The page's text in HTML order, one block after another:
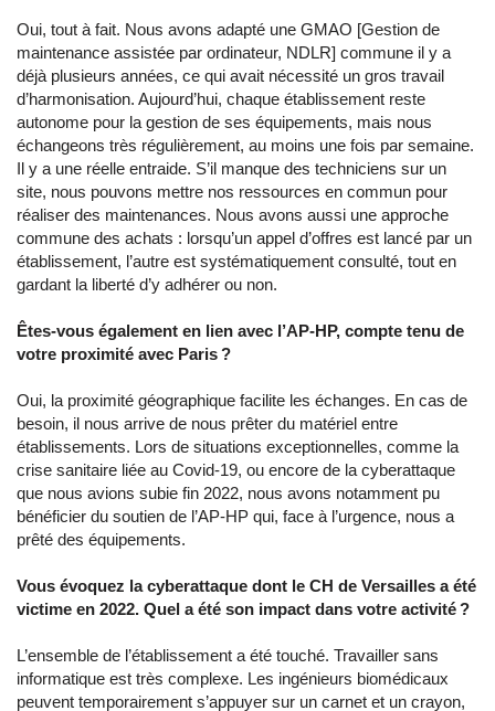
Oui, tout à fait. Nous avons adapté une GMAO [Gestion de
maintenance assistée par ordinateur, NDLR] commune il y a
déjà plusieurs années, ce qui avait nécessité un gros travail
d’harmonisation. Aujourd’hui, chaque établissement reste
autonome pour la gestion de ses équipements, mais nous
échangeons très régulièrement, au moins une fois par semaine.
Il y a une réelle entraide. S’il manque des techniciens sur un
site, nous pouvons mettre nos ressources en commun pour
réaliser des maintenances. Nous avons aussi une approche
commune des achats : lorsqu’un appel d’offres est lancé par un
établissement, l’autre est systématiquement consulté, tout en
gardant la liberté d’y adhérer ou non.
Êtes-vous également en lien avec l’AP-HP, compte tenu de
votre proximité avec Paris ?
Oui, la proximité géographique facilite les échanges. En cas de
besoin, il nous arrive de nous prêter du matériel entre
établissements. Lors de situations exceptionnelles, comme la
crise sanitaire liée au Covid-19, ou encore de la cyberattaque
que nous avions subie fin 2022, nous avons notamment pu
bénéficier du soutien de l’AP-HP qui, face à l’urgence, nous a
prêté des équipements.
Vous évoquez la cyberattaque dont le CH de Versailles a été
victime en 2022. Quel a été son impact dans votre activité ?
L’ensemble de l’établissement a été touché. Travailler sans
informatique est très complexe. Les ingénieurs biomédicaux
peuvent temporairement s’appuyer sur un carnet et un crayon,